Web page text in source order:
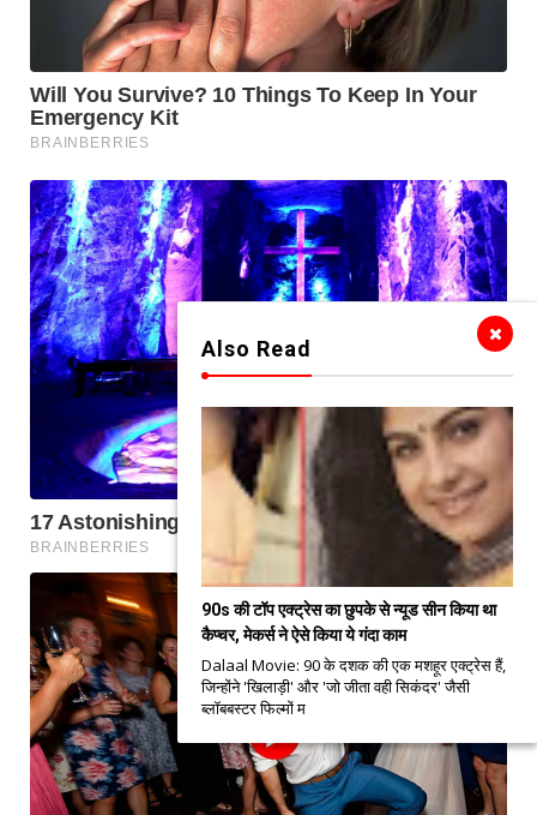
Also Read
90s की टॉप एक्ट्रेस का छुपके से न्यूड सीन किया था
कैप्चर, मेकर्स ने ऐसे किया ये गंदा काम
Dalaal Movie: 90 के दशक की एक मशहूर एक्ट्रेस हैं,
जिन्होंने 'खिलाड़ी' और 'जो जीता वही सिकंदर' जैसी
ब्लॉबबस्टर फिल्मों म